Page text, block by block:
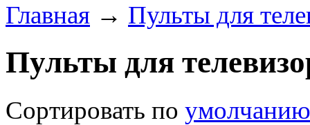
Главная → Пульты для
Пульты для
Сортировать по умолчанию